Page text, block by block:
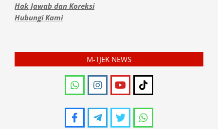
Hak Jawab dan Koreksi
Hubungi Kami
M-TJEK NEWS